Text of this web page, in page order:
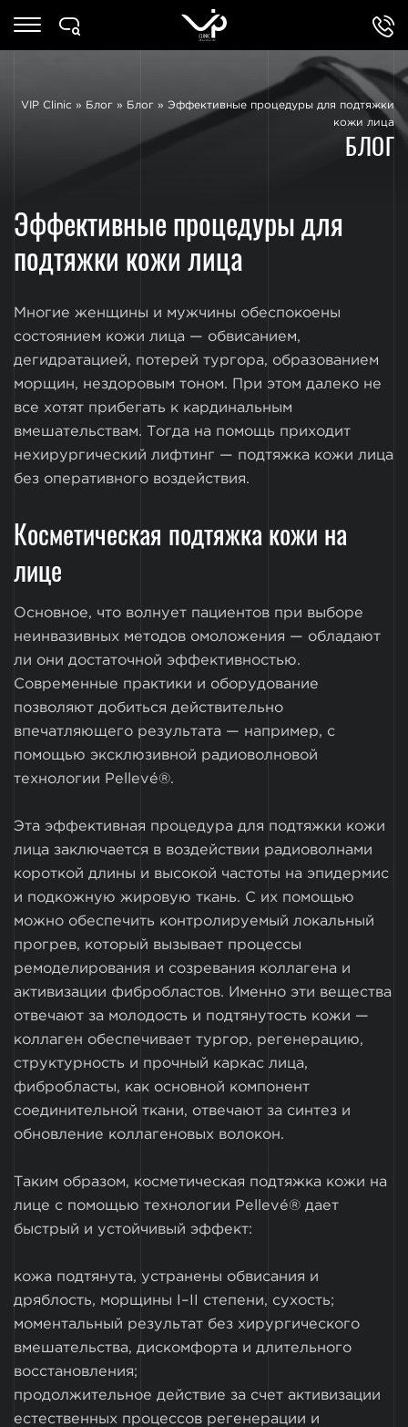
VIP Clinic » Блог » Блог » Эффективные процедуры для подтяжки
кожи лица
БЛОГ
Эффективные процедуры для
подтяжки кожи лица
Многие женщины и мужчины обеспокоены
состоянием кожи лица — обвисанием,
дегидратацией, потерей тургора, образованием
морщин, нездоровым тоном. При этом далеко не
все хотят прибегать к кардинальным
вмешательствам. Тогда на помощь приходит
нехирургический лифтинг — подтяжка кожи лица
без оперативного воздействия.
Косметическая подтяжка кожи на
лице
Основное, что волнует пациентов при выборе
неинвазивных методов омоложения — обладают
ли они достаточной эффективностью.
Современные практики и оборудование
позволяют добиться действительно
впечатляющего результата — например, с
помощью эксклюзивной радиоволновой
технологии Pellevé®.
Эта эффективная процедура для подтяжки кожи
лица заключается в воздействии радиоволнами
короткой длины и высокой частоты на эпидермис
и подкожную жировую ткань. С их помощью
можно обеспечить контролируемый локальный
прогрев, который вызывает процессы
ремоделирования и созревания коллагена и
активизации фибробластов. Именно эти вещества
отвечают за молодость и подтянутость кожи —
коллаген обеспечивает тургор, регенерацию,
структурность и прочный каркас лица,
фибробласты, как основной компонент
соединительной ткани, отвечают за синтез и
обновление коллагеновых волокон.
Таким образом, косметическая подтяжка кожи на
лице с помощью технологии Pellevé® дает
быстрый и устойчивый эффект:
кожа подтянута, устранены обвисания и
дряблость, морщины I–II степени, сухость;
моментальный результат без хирургического
вмешательства, дискомфорта и длительного
восстановления;
продолжительное действие за счет активизации
естественных процессов регенерации и